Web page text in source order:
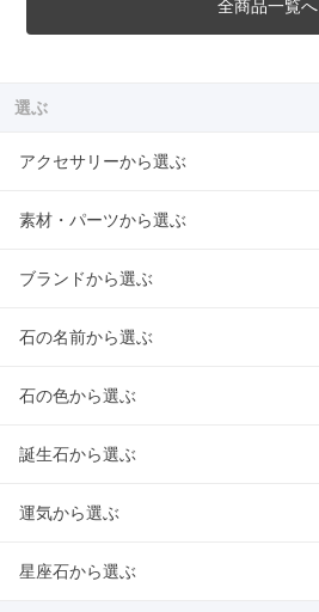
全商品一覧へ
選ぶ
アクセサリーから選ぶ
素材・パーツから選ぶ
ブランドから選ぶ
石の名前から選ぶ
石の色から選ぶ
誕生石から選ぶ
運気から選ぶ
星座石から選ぶ